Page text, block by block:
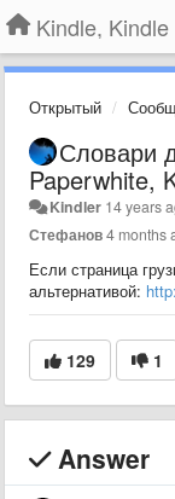
Открытый
Словари
Paperwhite,
Kindler 14 years
Стефанов4 months
Если страница
альтернативой:
129 1
Answer